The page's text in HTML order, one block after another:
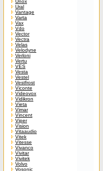
Unox
Ural
Vantage
Varta
Vax
Vdo
Vector
Vectra
Velas
Velodyne
Verloni
Vertu
VES
Vesta
Vestel
Vestfrost
Viconte
Videovox
Vidikron
Vieta
Vimar
Vincent
Viper
Vision
Vitaaudio
Vitek
Vitesse
Vivanco
Vivitar
Vivitek
Volvo
Vosonic